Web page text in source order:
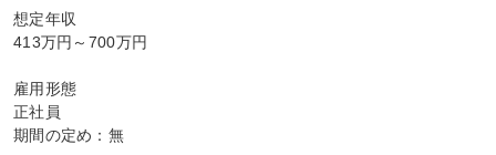
想定年収
413万円～700万円
雇用形態
正社員
期間の定め：無